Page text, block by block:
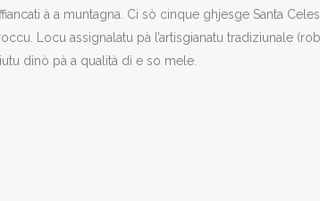
à a muntagna. Ci sò cinque ghjesge Santa
Locu assignalatu pà l’artisgianatu tradiziunale
dinò pà a qualità di e so mele.